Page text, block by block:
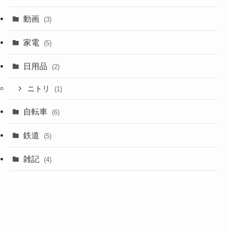
動画 (3)
家電 (5)
日用品 (2)
ニトリ (1)
自転車 (6)
鉄道 (5)
雑記 (4)